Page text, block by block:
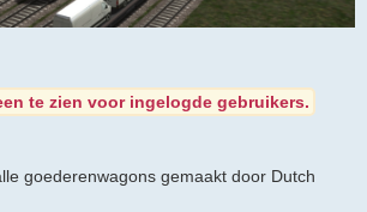
te zien voor ingelogde gebruikers.
goederenwagons gemaakt door Dutch